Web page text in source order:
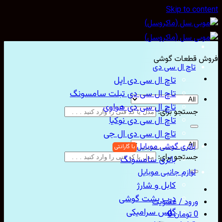
Skip to
قطعات گوشی
جستجو برای:
جستجو برای:
ورود / عضویت
تومان0
تاچ ال سی دی
تاچ ال سی دی اپل
تاچ ال سی دی تبلت سامسونگ
تاچ ال سی دی هواوی
تاچ ال سی دی نوکیا
تاچ ال سی دی ال جی
باتری گوشی موبایل
باتری سامسونگ
لوازم جانبی موبایل
کابل و شارژ
درب پشت گوشی
گلس سرامیکی